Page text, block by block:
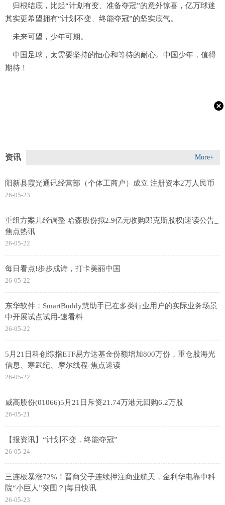
归根结底，比起“计划有变、准备夺冠”的意外惊喜，亿万球迷
其实更希望拥有“计划不变、终能夺冠”的坚实底气。
未来可望，少年可期。
中国足球，太需要坚持的恒心和等待的耐心。中国少年，值得
期待！
资讯 More+
阳新县霞光通讯经营部（个体工商户）成立 注册资本2万人民币
26-05-23
重组方案几经调整 哈森股份拟2.9亿元收购郎克斯股权|速读公告_
焦点热讯
26-05-22
每日看点!步步成诗，打卡美丽中国
26-05-22
东华软件：SmartBuddy慧助手已在多类行业用户的实际业务场景
中开展试点试用-速看料
26-05-22
5月21日科创综指ETF易方达基金份额增加800万份，重仓股海光
信息、寒武纪、摩尔线程-焦点速读
26-05-22
威高股份(01066)5月21日斥资21.74万港元回购6.2万股
26-05-21
【报资讯】“计划不变，终能夺冠”
26-05-24
三连板暴涨72%！晋商父子连续押注商业航天，金利华电靠中科
院“小巨人”突围？|每日快讯
26-05-23